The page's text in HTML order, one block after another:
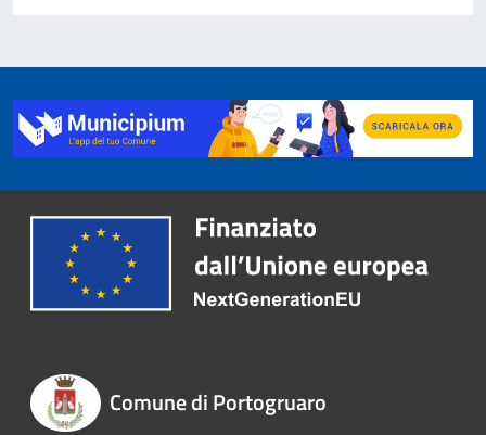
Comune di Portogruaro